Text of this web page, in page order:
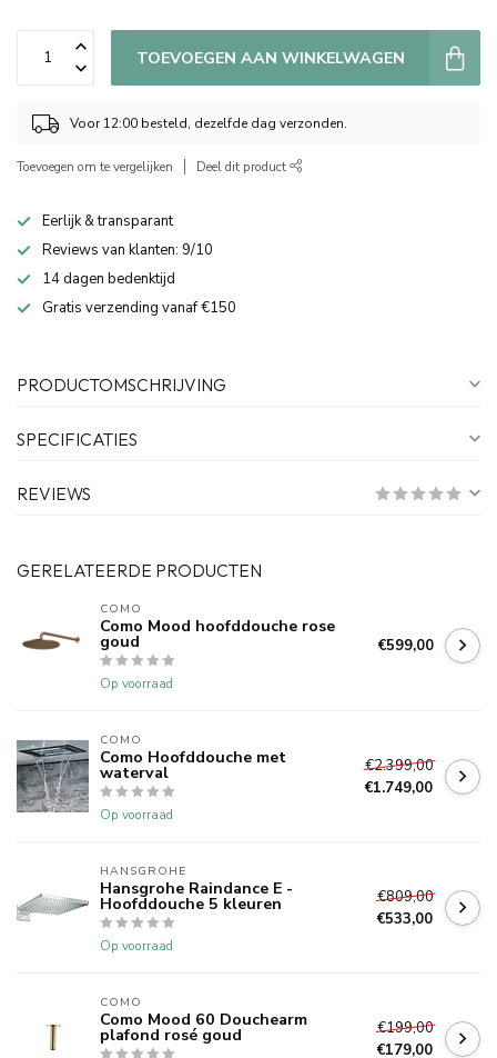
TOEVOEGEN AAN WINKELWAGEN
Voor 12:00 besteld, dezelfde dag verzonden.
Toevoegen om te vergelijken Deel dit product
Eerlijk & transparant
Reviews van klanten: 9/10
14 dagen bedenktijd
Gratis verzending vanaf €150
PRODUCTOMSCHRIJVING
SPECIFICATIES
REVIEWS
GERELATEERDE PRODUCTEN
COMO
Como Mood hoofddouche rose
goud
Op voorraad
€599,00
COMO
Como Hoofddouche met
waterval
Op voorraad
€2.399,00
€1.749,00
HANSGROHE
Hansgrohe Raindance E -
Hoofddouche 5 kleuren
Op voorraad
€809,00
€533,00
COMO
Como Mood 60 Douchearm
plafond rosé goud
€199,00
€179,00